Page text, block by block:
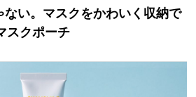
い。マスクをかわいく収納で
スクポーチ